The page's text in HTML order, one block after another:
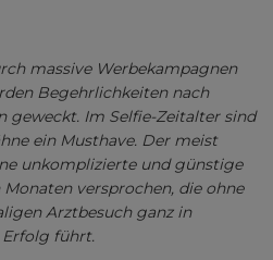
massive Werbekampagnen
Begehrlichkeiten nach
geweckt. Im Selfie-Zeitalter sind
ein Musthave. Der meist
unkomplizierte und günstige
versprochen, die ohne
Arztbesuch ganz in
führt.